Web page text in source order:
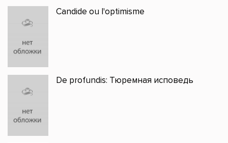
Candide ou l'optimisme
De profundis: Тюремная исповедь